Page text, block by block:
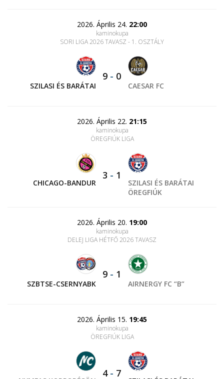
2026. Április 24. 22:00
kaminokupa
SORI LIGA 2026 TAVASZ - 1. OSZTÁLY
SZILASI ÉS BARÁTAI
9 - 0
CAESAR FC
2026. Április 22. 21:15
kaminokupa
ÖREGFIÚK LIGA
CHICAGO-BANDUR
3 - 1
SZILASI ÉS BARÁTAI
ÖREGFIÚK
2026. Április 20. 19:00
kaminokupa
DELEJ LIGA HÉTFŐ 2026 TAVASZ
SZBTSE-CSERNYABK
9 - 1
AIRNERGY FC “B”
2026. Április 15. 19:45
kaminokupa
ÖREGFIÚK LIGA
4- 7